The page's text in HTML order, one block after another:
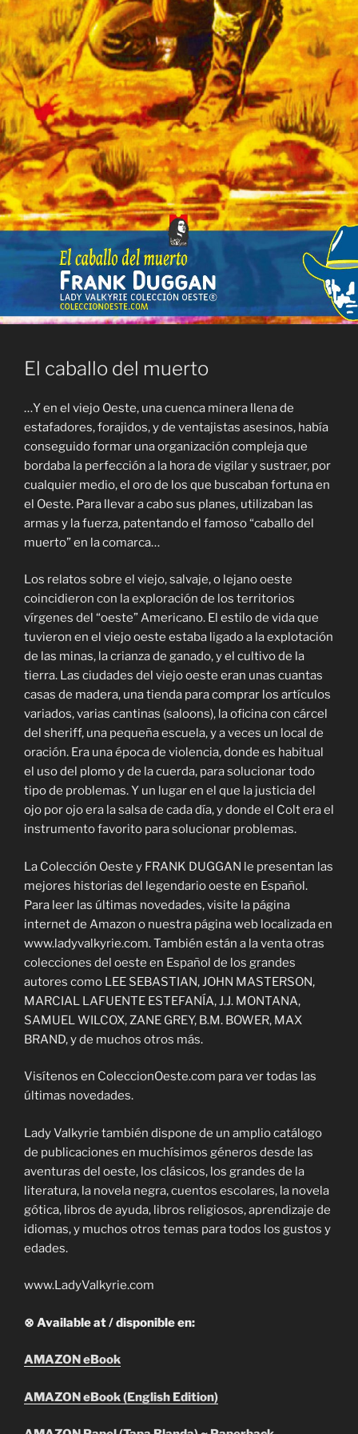
El caballo del muerto
…Y en el viejo Oeste, una cuenca minera llena de
estafadores, forajidos, y de ventajistas asesinos, había
conseguido formar una organización compleja que
bordaba la perfección a la hora de vigilar y sustraer, por
cualquier medio, el oro de los que buscaban fortuna en
el Oeste. Para llevar a cabo sus planes, utilizaban las
armas y la fuerza, patentando el famoso “caballo del
muerto” en la comarca…
Los relatos sobre el viejo, salvaje, o lejano oeste
coincidieron con la exploración de los territorios
vírgenes del “oeste” Americano. El estilo de vida que
tuvieron en el viejo oeste estaba ligado a la explotación
de las minas, la crianza de ganado, y el cultivo de la
tierra. Las ciudades del viejo oeste eran unas cuantas
casas de madera, una tienda para comprar los artículos
variados, varias cantinas (saloons), la oficina con cárcel
del sheriff, una pequeña escuela, y a veces un local de
oración. Era una época de violencia, donde es habitual
el uso del plomo y de la cuerda, para solucionar todo
tipo de problemas. Y un lugar en el que la justicia del
ojo por ojo era la salsa de cada día, y donde el Colt era el
instrumento favorito para solucionar problemas.
La Colección Oeste y FRANK DUGGAN le presentan las
mejores historias del legendario oeste en Español.
Para leer las últimas novedades, visite la página
internet de Amazon o nuestra página web localizada en
www.ladyvalkyrie.com. También están a la venta otras
colecciones del oeste en Español de los grandes
autores como LEE SEBASTIAN, JOHN MASTERSON,
MARCIAL LAFUENTE ESTEFANÍA, J.J. MONTANA,
SAMUEL WILCOX, ZANE GREY, B.M. BOWER, MAX
BRAND, y de muchos otros más.
Visítenos en ColeccionOeste.com para ver todas las
últimas novedades.
Lady Valkyrie también dispone de un amplio catálogo
de publicaciones en muchísimos géneros desde las
aventuras del oeste, los clásicos, los grandes de la
literatura, la novela negra, cuentos escolares, la novela
gótica, libros de ayuda, libros religiosos, aprendizaje de
idiomas, y muchos otros temas para todos los gustos y
edades.
www.LadyValkyrie.com
⊗ Available at / disponible en:
AMAZON eBook
AMAZON eBook (English Edition)